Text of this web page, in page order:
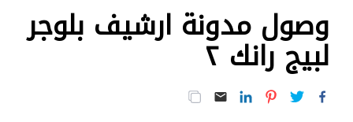
وصول مدونة ارشيف بلوجر
لبيج رانك ٢